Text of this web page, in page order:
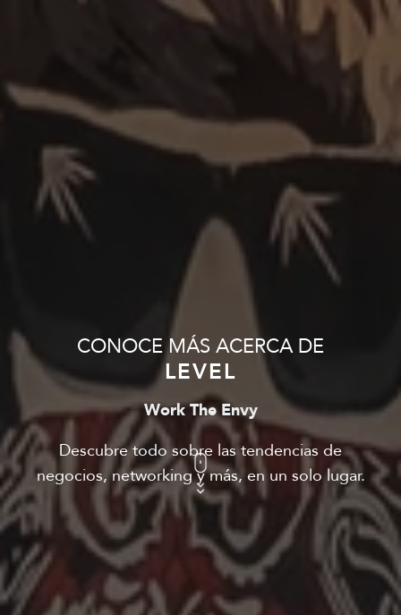
CONOCE MÁS ACERCA DE
LEVEL
Work The Envy
Descubre todo sobre las tendencias de
negocios, networking y más, en un solo lugar.